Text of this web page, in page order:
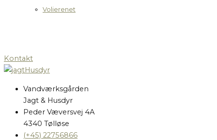
Volierenet
Kontakt
Vandværksgården
Jagt & Husdyr
Peder Væversvej 4A
4340 Tølløse
(+45) 22756866